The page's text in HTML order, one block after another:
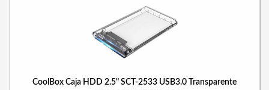
CoolBox Caja HDD 2.5" SCT-2533 USB3.0 Transparente